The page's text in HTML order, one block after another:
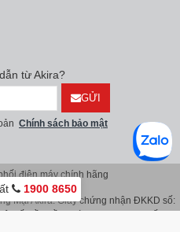
từ Akira?
GỬI
Chính sách bảo mật
điện máy chính hãng
Mại Akira. Giấy chứng nhận ĐKKD số:
1900 8650